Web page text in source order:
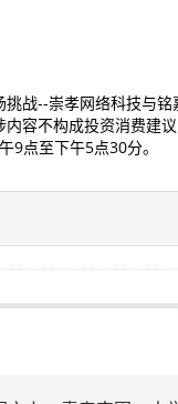
战--崇孝网络科技与
容不构成投资消费建
9点至下午5点30分。